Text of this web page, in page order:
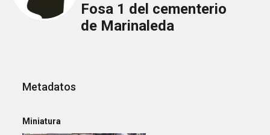
Fosa 1 del cementerio
de Marinaleda
Metadatos
Miniatura